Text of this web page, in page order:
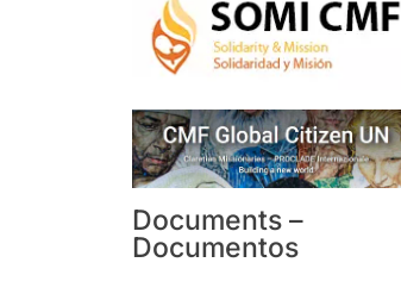
Documents –
Documentos